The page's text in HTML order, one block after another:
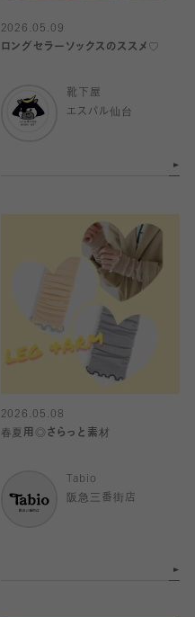
2026.05.09
ロングセラーソックスのススメ♡
靴下屋
エスパル仙台
2026.05.08
春夏用◎さらっと素材
Tabio
阪急三番街店